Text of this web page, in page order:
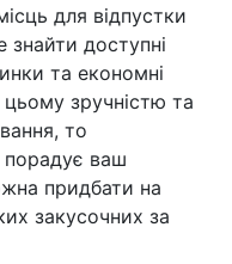
для відпустки
доступні
та економні
зручністю та
то
порадує ваш
придбати на
закусочних за